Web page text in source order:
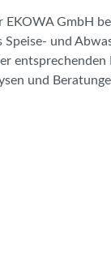
EKOWA GmbH
Speise- und
und